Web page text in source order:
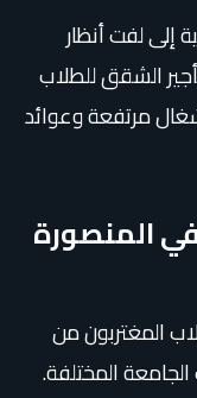
إلى لفت أنظار
الشقق للطلاب
مرتفعة وعوائد
المنصورة
المغتربون من
المختلفة.